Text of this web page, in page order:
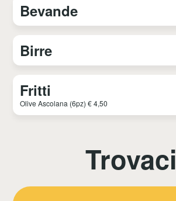
Bevande
Birre
Fritti
Olive Ascolana (6pz) € 4,50
Trovaci